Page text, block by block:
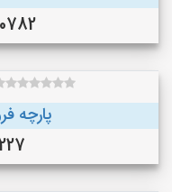
پارچه
()